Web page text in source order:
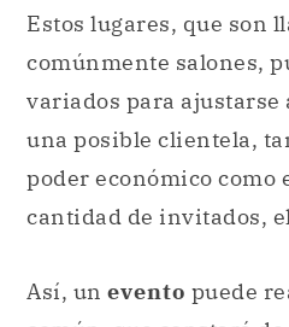
Estos lugares, que son
comúnmente salones,
variados para ajustarse
una posible clientela,
poder económico como
cantidad de invitados,
Así, un evento puede